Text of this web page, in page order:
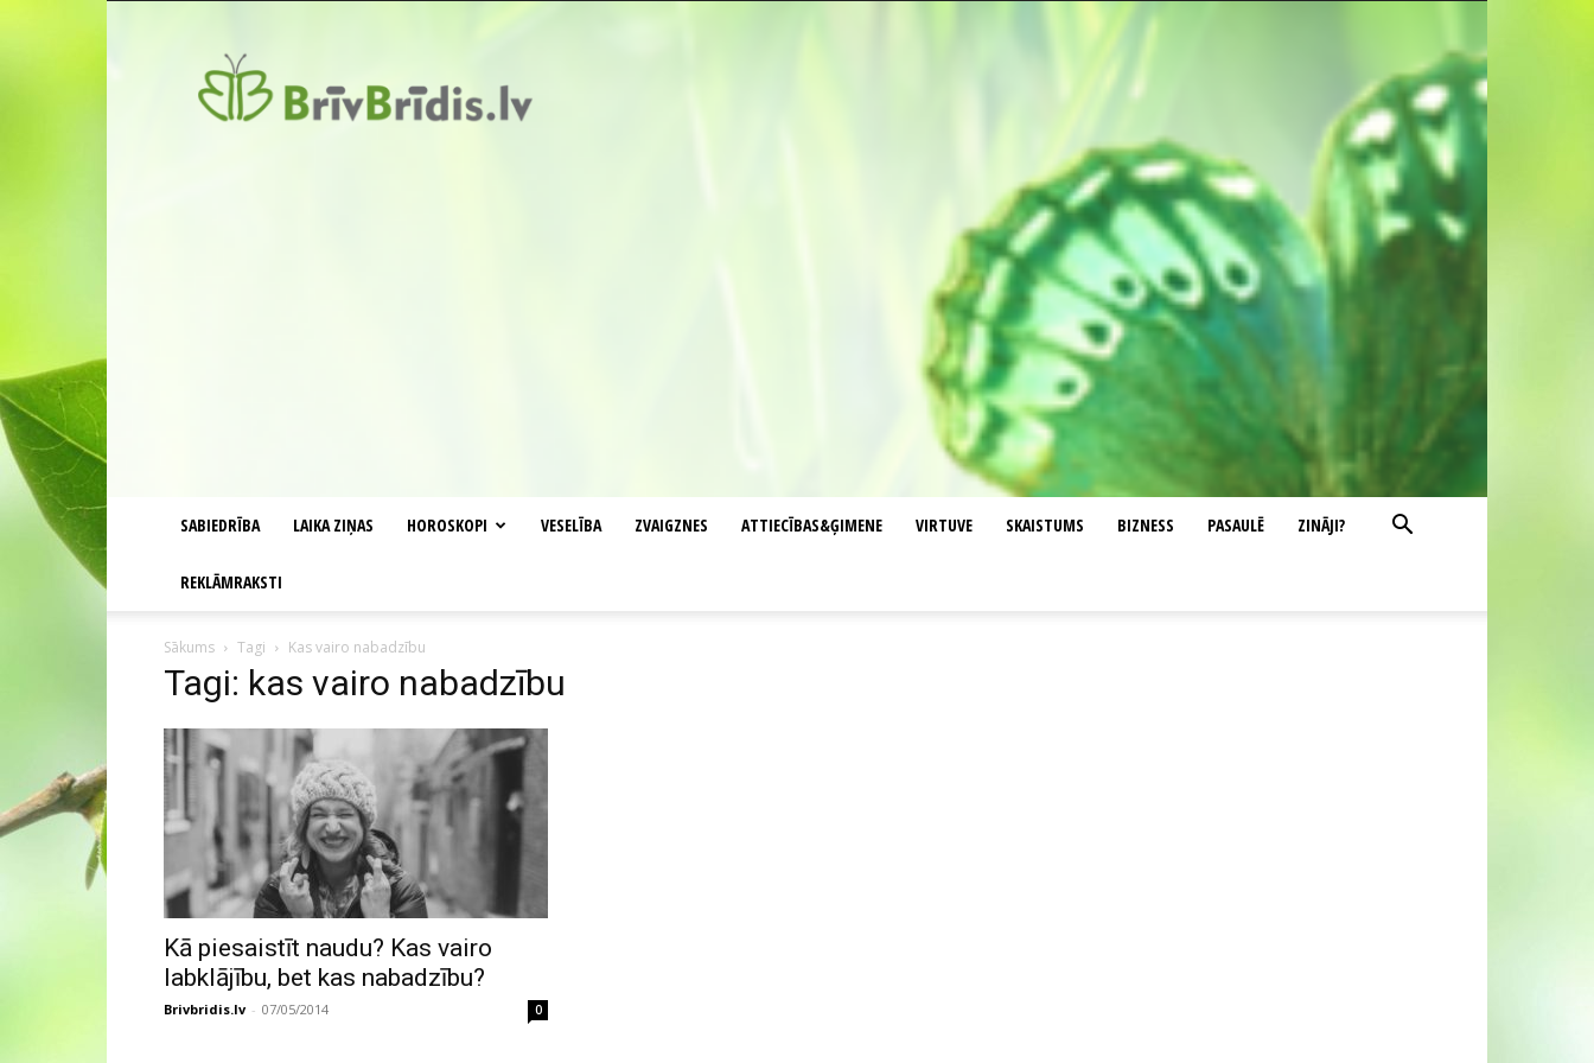
SABIEDRĪBA LAIKA ZIŅAS HOROSKOPI VESELĪBA ZVAIGZNES ATTIECĪBAS&ĢIMENE VIRTUVE SKAISTUMS BIZNESS PASAULĒ ZINĀJI?
REKLĀMRAKSTI
Sākums Tagi Kas vairo nabadzību
Tagi: kas vairo nabadzību
Kā piesaistīt naudu? Kas vairo
labklājību, bet kas nabadzību?
Brivbridis.lv - 07/05/2014 0